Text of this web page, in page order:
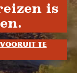
is
vooruit te